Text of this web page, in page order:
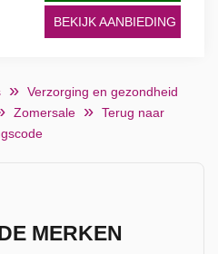
BEKIJK AANBIEDING
Verzorging en gezondheid
Zomersale
Terug naar
MERKEN